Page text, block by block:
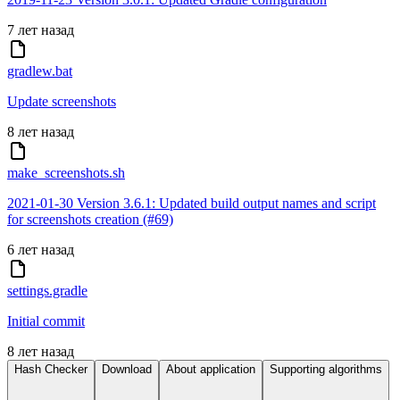
7 лет назад
gradlew.bat
Update screenshots
8 лет назад
make_screenshots.sh
2021-01-30 Version 3.6.1: Updated build output names and script
for screenshots creation (#69)
6 лет назад
settings.gradle
Initial commit
8 лет назад
Hash Checker Download About application Supporting algorithms